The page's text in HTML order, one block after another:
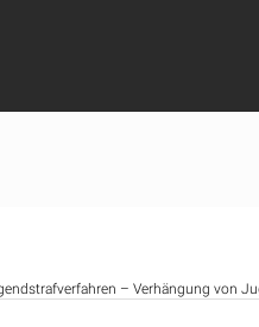
– Verhängung von